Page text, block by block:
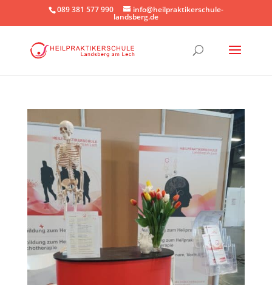
089 381 577 990 info@heilpraktikerschule-
landsberg.de